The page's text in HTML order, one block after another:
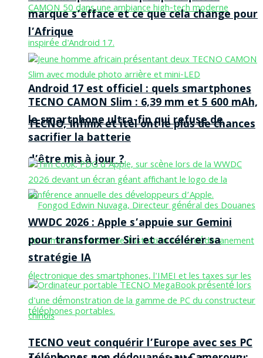
Android 17 est officiel : quels smartphones
TECNO, Infinix et itel ont le plus de chances
d’être mis à jour ?
marque s’efface et ce que cela change pour
l’Afrique
TECNO CAMON Slim : 6,39 mm et 5 600 mAh,
le smartphone ultra-fin qui refuse de
sacrifier la batterie
WWDC 2026 : Apple s’appuie sur Gemini
pour transformer Siri et accélérer sa
stratégie IA
TECNO veut conquérir l’Europe avec ses PC